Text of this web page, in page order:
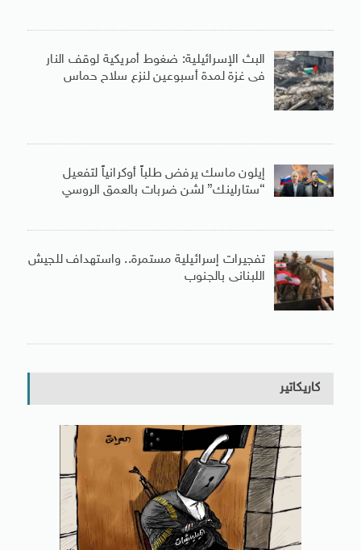
البث الإسرائيلية: ضغوط أمريكية لوقف النار
فى غزة لمدة أسبوعين لنزع سلاح حماس
إيلون ماسك يرفض طلباً أوكرانياً لتفعيل
“ستارلينك” لشن ضربات بالعمق الروسي
تفجيرات إسرائيلية مستمرة.. واستهداف للجيش
اللبنانى بالجنوب
كاريكاتير